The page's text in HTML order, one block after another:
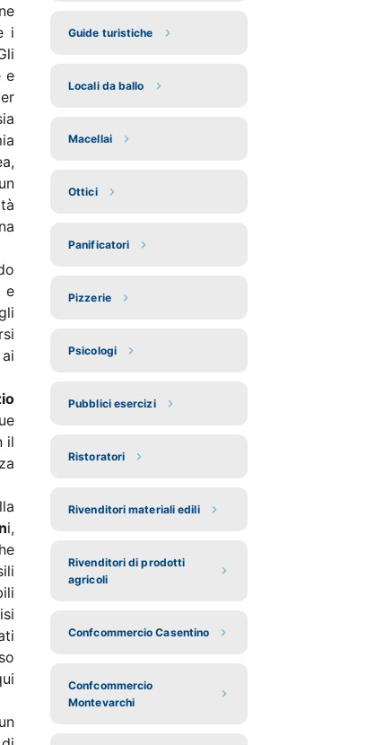
i
e
e
il
i,
Guide turistiche
Locali da ballo
Macellai
Ottici
Panificatori
Pizzerie
Psicologi
Pubblici esercizi
Ristoratori
Rivenditori materiali edili
Rivenditori di prodotti
agricoli
Confcommercio Casentino
Confcommercio
Montevarchi